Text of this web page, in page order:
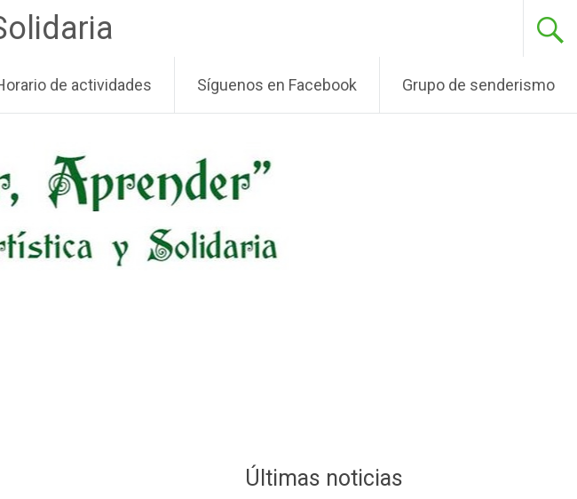
de actividades Síguenos en Facebook Grupo de senderismo
Últimas noticias